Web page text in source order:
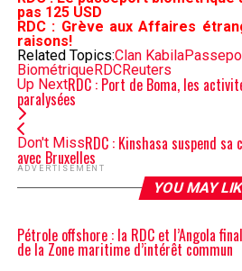
pas 125 USD
RDC : Grève aux Affaires
raisons!
Related Topics:Clan Kabila
BiométriqueRDCReuters
Up NextRDC : Port de Boma, les
paralysées
Don't MissRDC : Kinshasa suspend
avec Bruxelles
ADVERTISEMENT
YOU MAY
Pétrole offshore : la RDC et l’Angola
de la Zone maritime d’intérêt commun